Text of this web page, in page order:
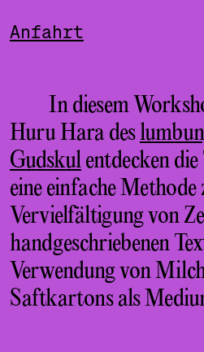
Anfahrt
In diesem
Huru Hara des
Gudskulentdecken
eine einfache Methode
Vervielfältigung von
handgeschriebenen
Verwendung von
Saftkartons als